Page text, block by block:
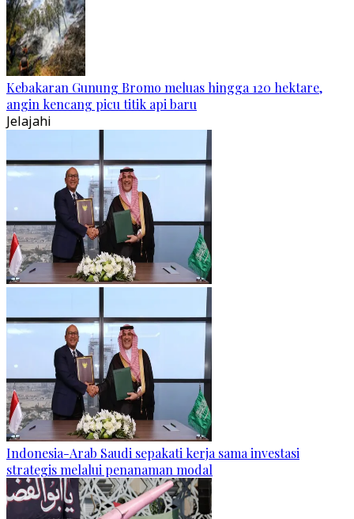
Kebakaran Gunung Bromo meluas hingga 120 hektare,
angin kencang picu titik api baru
Jelajahi
Indonesia-Arab Saudi sepakati kerja sama investasi
strategis melalui penanaman modal